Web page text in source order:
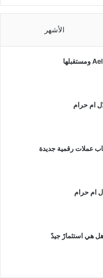
الأشهر
عملات رقمية جديدة